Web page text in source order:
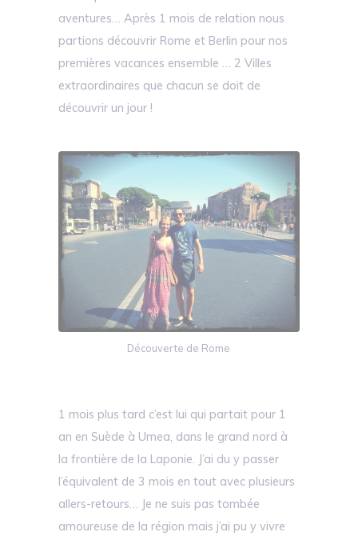
aventures… Après 1 mois de relation nous
partions découvrir Rome et Berlin pour nos
premières vacances ensemble … 2 Villes
extraordinaires que chacun se doit de
découvrir un jour !
Découverte de Rome
1 mois plus tard c’est lui qui partait pour 1
an en Suède à Umea, dans le grand nord à
la frontière de la Laponie. J’ai du y passer
l’équivalent de 3 mois en tout avec plusieurs
allers-retours… Je ne suis pas tombée
amoureuse de la région mais j’ai pu y vivre